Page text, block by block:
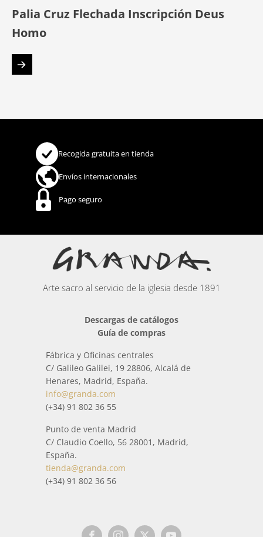
Palia Cruz Flechada Inscripción Deus
Homo
Recogida gratuita en tienda
Envíos internacionales
Pago seguro
Arte sacro al servicio de la iglesia desde 1891
Descargas de catálogos
Guía de compras
Fábrica y Oficinas centrales
C/ Galileo Galilei, 19 28806, Alcalá de
Henares, Madrid, España.
info@granda.com
(+34) 91 802 36 55
Punto de venta Madrid
C/ Claudio Coello, 56 28001, Madrid,
España.
tienda@granda.com
(+34) 91 802 36 56